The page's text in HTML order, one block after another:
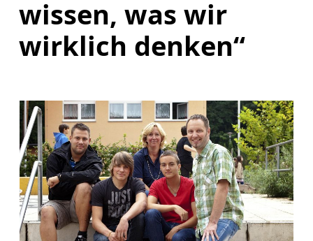
wissen, was wir
wirklich denken“